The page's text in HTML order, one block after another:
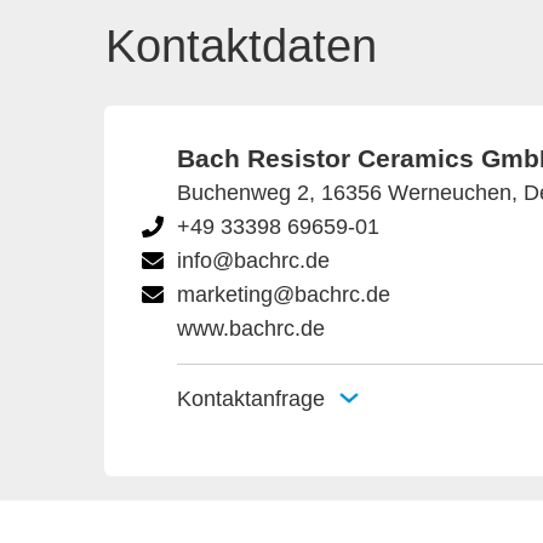
Kontaktdaten
Bach Resistor Ceramics
Buchenweg 2, 16356 Werneuchen,
+49 33398 69659-01
info@bachrc.de
marketing@bachrc.de
www.bachrc.de
Kontaktanfrage